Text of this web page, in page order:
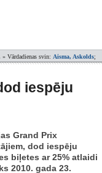
» Vārdadienas svin: Aisma, Askolds;
iespēju
Grand Prix
dod iespēju
biļetes ar 25% atlaidi
2010. gada 23.